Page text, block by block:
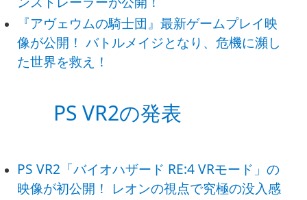
『アヴェウムの騎士団』最新ゲームプレイ映
像が公開！ バトルメイジとなり、危機に瀕し
た世界を救え！
PS VR2の発表
PS VR2「バイオハザード RE:4 VRモード」の
映像が初公開！ レオンの視点で究極の没入感